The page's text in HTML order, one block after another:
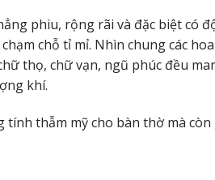
phiu, rộng rãi và đặc biệt có
chỗ tỉ mỉ. Nhìn chung các
thọ, chữ vạn, ngũ phúc đều
khí.
thẫm mỹ cho bàn thờ mà